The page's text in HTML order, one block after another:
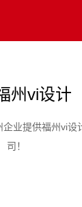
州vi设计
业提供福州vi
司！